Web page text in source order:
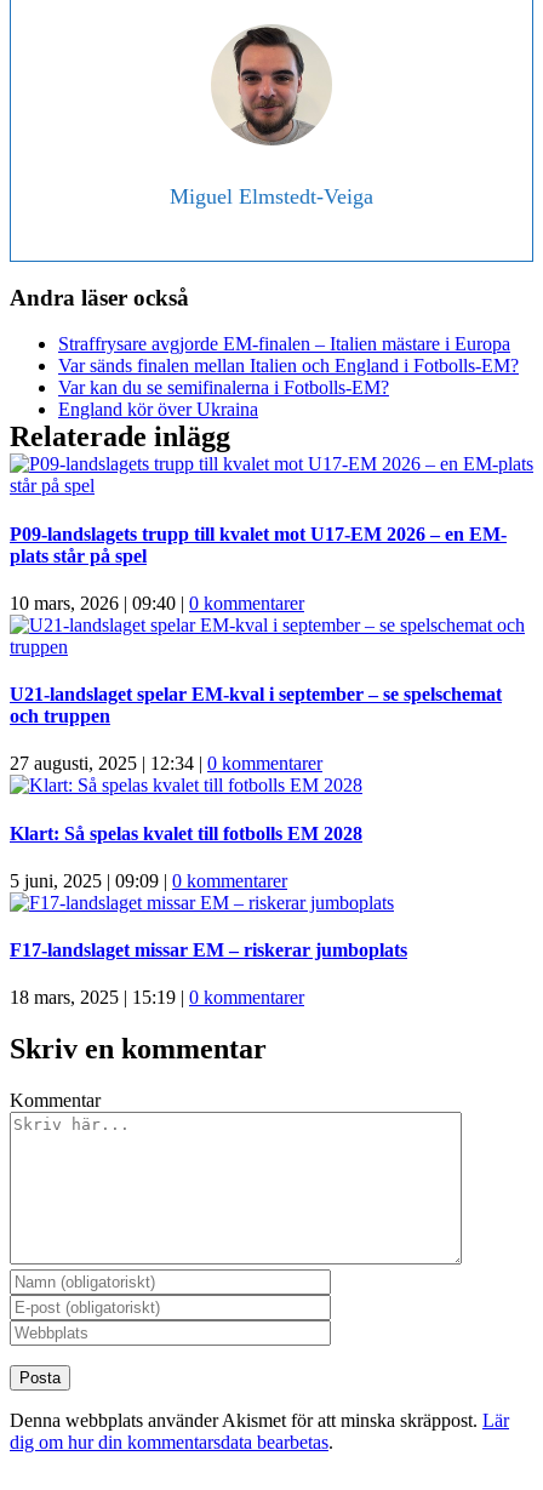
Miguel Elmstedt-Veiga
Andra läser också
Straffrysare avgjorde EM-finalen – Italien mästare i Europa
Var sänds finalen mellan Italien och England i Fotbolls-EM?
Var kan du se semifinalerna i Fotbolls-EM?
England kör över Ukraina
Relaterade inlägg
P09-landslagets trupp till kvalet mot U17-EM 2026 – en EM-
plats står på spel
10 mars, 2026 | 09:40 | 0 kommentarer
U21-landslaget spelar EM-kval i september – se spelschemat
och truppen
27 augusti, 2025 | 12:34 | 0 kommentarer
Klart: Så spelas kvalet till fotbolls EM 2028
5 juni, 2025 | 09:09 | 0 kommentarer
F17-landslaget missar EM – riskerar jumboplats
18 mars, 2025 | 15:19 | 0 kommentarer
Skriv en kommentar
Kommentar
Denna webbplats använder Akismet för att minska skräppost. Lär
dig om hur din kommentarsdata bearbetas.